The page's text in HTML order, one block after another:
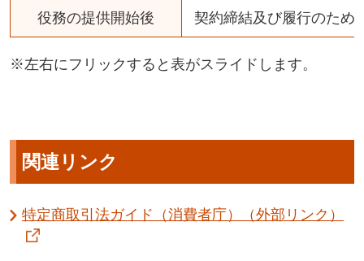
役務の提供開始後 契約締結及び履行のため
※左右にフリックすると表がスライドします。
関連リンク
特定商取引法ガイド（消費者庁）（外部リンク）